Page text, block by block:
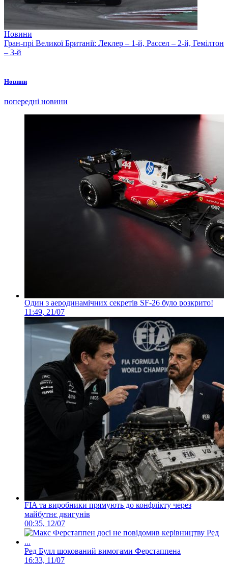
Новини
Гран-прі Великої Британії: Леклер – 1-й, Рассел – 2-й, Гемілтон
– 3-й
Новини
попередні новини
Один з аеродинамічних секретів SF-26 було розкрито!
11:49, 21/07
FIA та виробники прямують до конфлікту через
майбутнє двигунів
00:35, 12/07
Ред Булл шокований вимогами Ферстаппена
16:33, 11/07